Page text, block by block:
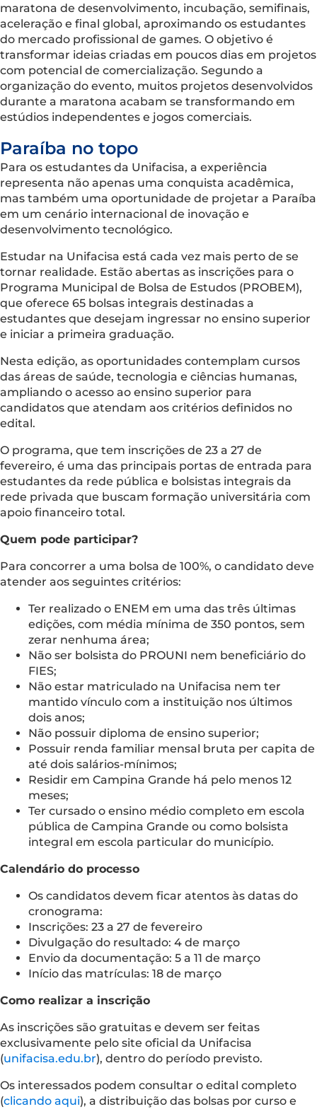
maratona de desenvolvimento, incubação, semifinais,
aceleração e final global, aproximando os estudantes
do mercado profissional de games. O objetivo é
transformar ideias criadas em poucos dias em projetos
com potencial de comercialização. Segundo a
organização do evento, muitos projetos desenvolvidos
durante a maratona acabam se transformando em
estúdios independentes e jogos comerciais.
Paraíba no topo
Para os estudantes da Unifacisa, a experiência
representa não apenas uma conquista acadêmica,
mas também uma oportunidade de projetar a Paraíba
em um cenário internacional de inovação e
desenvolvimento tecnológico.
Estudar na Unifacisa está cada vez mais perto de se
tornar realidade. Estão abertas as inscrições para o
Programa Municipal de Bolsa de Estudos (PROBEM),
que oferece 65 bolsas integrais destinadas a
estudantes que desejam ingressar no ensino superior
e iniciar a primeira graduação.
Nesta edição, as oportunidades contemplam cursos
das áreas de saúde, tecnologia e ciências humanas,
ampliando o acesso ao ensino superior para
candidatos que atendam aos critérios definidos no
edital.
O programa, que tem inscrições de 23 a 27 de
fevereiro, é uma das principais portas de entrada para
estudantes da rede pública e bolsistas integrais da
rede privada que buscam formação universitária com
apoio financeiro total.
Quem pode participar?
Para concorrer a uma bolsa de 100%, o candidato deve
atender aos seguintes critérios:
Ter realizado o ENEM em uma das três últimas
edições, com média mínima de 350 pontos, sem
zerar nenhuma área;
Não ser bolsista do PROUNI nem beneficiário do
FIES;
Não estar matriculado na Unifacisa nem ter
mantido vínculo com a instituição nos últimos
dois anos;
Não possuir diploma de ensino superior;
Possuir renda familiar mensal bruta per capita de
até dois salários-mínimos;
Residir em Campina Grande há pelo menos 12
meses;
Ter cursado o ensino médio completo em escola
pública de Campina Grande ou como bolsista
integral em escola particular do município.
Calendário do processo
Os candidatos devem ficar atentos às datas do
cronograma:
Inscrições: 23 a 27 de fevereiro
Divulgação do resultado: 4 de março
Envio da documentação: 5 a 11 de março
Início das matrículas: 18 de março
Como realizar a inscrição
As inscrições são gratuitas e devem ser feitas
exclusivamente pelo site oficial da Unifacisa
(unifacisa.edu.br), dentro do período previsto.
Os interessados podem consultar o edital completo
(clicando aqui), a distribuição das bolsas por curso e